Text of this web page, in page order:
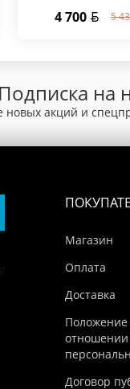
4 700 5
Подписка на
новых акций и
Магазин
Оплата
Доставка
Положение
отношении
Договор